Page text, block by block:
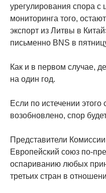
урегулирования спора
мониторинга того,
экспорт из Литвы в
письменно BNS в
Как и в первом случае,
на один год.
Если по истечении этого
возобновлено, спор
Представители
Европейский союз по-
оспариванию любых
третьих стран в